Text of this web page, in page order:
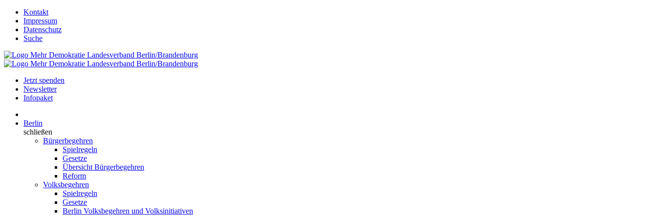
Kontakt
Impressum
Datenschutz
Suche
Jetzt spenden
Newsletter
Infopaket
Berlin
schließen
Bürgerbegehren
Spielregeln
Gesetze
Übersicht Bürgerbegehren
Reform
Volksbegehren
Spielregeln
Gesetze
Berlin Volksbegehren und Volksinitiativen